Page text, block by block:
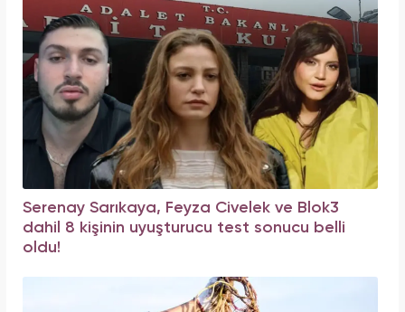
Serenay Sarıkaya, Feyza Civelek ve Blok3
dahil 8 kişinin uyuşturucu test sonucu belli
oldu!